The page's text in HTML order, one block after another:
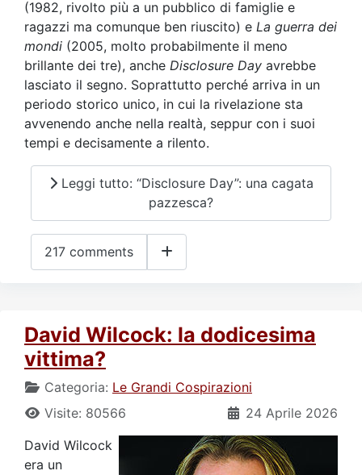
(1982, rivolto più a un pubblico di famiglie e
ragazzi ma comunque ben riuscito) e La guerra dei
mondi (2005, molto probabilmente il meno
brillante dei tre), anche Disclosure Day avrebbe
lasciato il segno. Soprattutto perché arriva in un
periodo storico unico, in cui la rivelazione sta
avvenendo anche nella realtà, seppur con i suoi
tempi e decisamente a rilento.
Leggi tutto: “Disclosure Day”: una cagata
pazzesca?
217 comments
David Wilcock: la dodicesima
vittima?
Categoria: Le Grandi Cospirazioni
24 Aprile 2026
Visite: 80566
David Wilcock
era un